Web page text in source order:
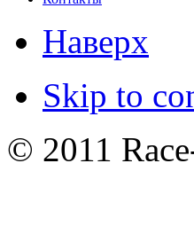
Наверх
Skip to
© 2011